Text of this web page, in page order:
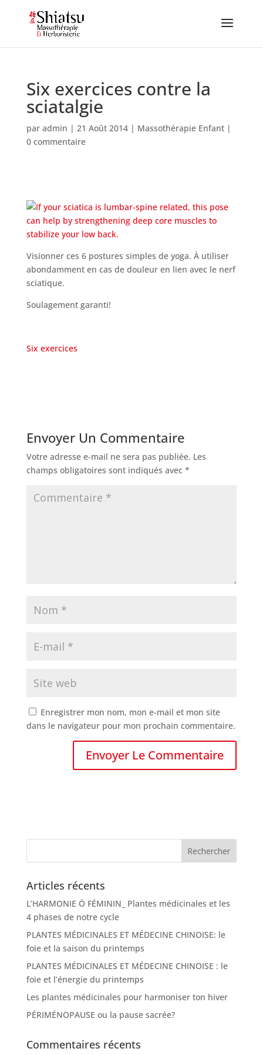
Six exercices contre la
sciatalgie
par admin | 21 Août 2014| Massothérapie Enfant|
0 commentaire
Visionner ces 6 postures simples de yoga. À utiliser
abondamment en cas de douleur en lien avec le nerf
sciatique.
Soulagement garanti!
Six exercices
Envoyer Un Commentaire
Votre adresse e-mail ne sera pas publiée. Les
champs obligatoires sont indiqués avec *
Enregistrer mon nom, mon e-mail et mon site
dans le navigateur pour mon prochain commentaire.
Articles récents
L’HARMONIE Ö FÉMININ_ Plantes médicinales et les
4 phases de notre cycle
PLANTES MÉDICINALES ET MÉDECINE CHINOISE: le
foie et la saison du printemps
PLANTES MÉDICINALES ET MÉDECINE CHINOISE : le
foie et l’énergie du printemps
Les plantes médicinales pour harmoniser ton hiver
PÉRIMÉNOPAUSE ou la pause sacrée?
Commentaires récents